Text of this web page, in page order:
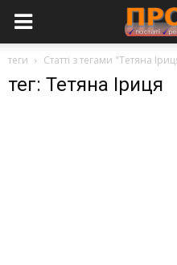
теги Статті з тегами "Тетяна
тег: Тетяна Іриця